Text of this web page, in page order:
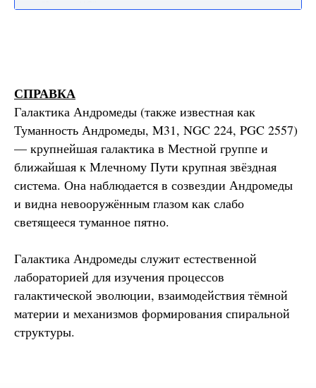
СПРАВКА
Галактика Андромеды (также известная как
Туманность Андромеды, M31, NGC 224, PGC 2557)
— крупнейшая галактика в Местной группе и
ближайшая к Млечному Пути крупная звёздная
система. Она наблюдается в созвездии Андромеды
и видна невооружённым глазом как слабо
светящееся туманное пятно.
Галактика Андромеды служит естественной
лабораторией для изучения процессов
галактической эволюции, взаимодействия тёмной
материи и механизмов формирования спиральной
структуры.